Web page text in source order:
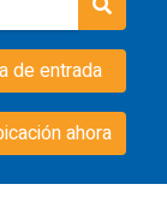
de entrada
ahora